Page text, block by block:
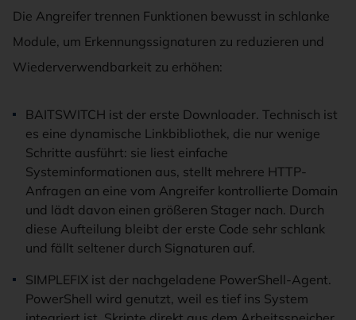
Die Angreifer trennen Funktionen bewusst in schlanke
Module, um Erkennungssignaturen zu reduzieren und
Wiederverwendbarkeit zu erhöhen:
BAITSWITCH ist der erste Downloader. Technisch ist
es eine dynamische Linkbibliothek, die nur wenige
Schritte ausführt: sie liest einfache
Systeminformationen aus, stellt mehrere HTTP-
Anfragen an eine vom Angreifer kontrollierte Domain
und lädt davon einen größeren Stager nach. Durch
diese Aufteilung bleibt der erste Code sehr schlank
und fällt seltener durch Signaturen auf.
SIMPLEFIX ist der nachgeladene PowerShell-Agent.
PowerShell wird genutzt, weil es tief ins System